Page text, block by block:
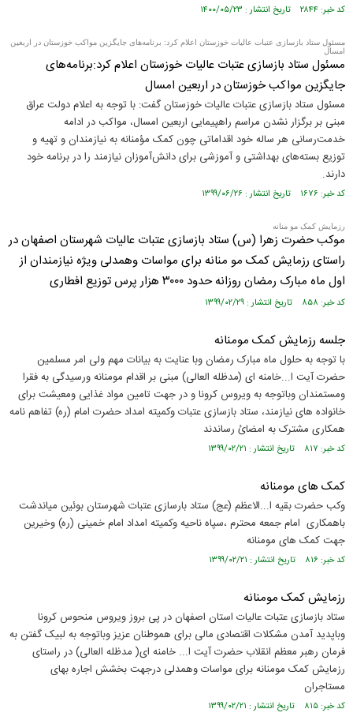
کد خبر: ۲۸۴۴ تاریخ انتشار : ۱۴۰۰/۰۵/۲۳
مسئول ستاد بازسازی عتبات عالیات خوزستان اعلام کرد: برنامه‌های جایگزین مواکب خوزستان در اربعین
امسال
مسئول ستاد بازسازی عتبات عالیات خوزستان اعلام کرد:برنامه‌های
جایگزین مواکب خوزستان در اربعین امسال
مسئول ستاد بازسازی عتبات عالیات خوزستان گفت: با توجه به اعلام دولت عراق
مبنی بر برگزار نشدن مراسم راهپیمایی اربعین امسال، مواکب در ادامه
خدمت‌رسانی هر ساله خود اقداماتی چون کمک مؤمنانه به نیازمندان و تهیه و
توزیع بسته‌های بهداشتی و آموزشی برای دانش‌آموزان نیازمند را در برنامه خود
دارند.
کد خبر: ۱۶۷۶ تاریخ انتشار : ۱۳۹۹/۰۶/۲۶
رزمایش کمک مو منانه
موکب حضرت زهرا (س) ستاد بازسازی عتبات عالیات شهرستان اصفهان در
راستای رزمایش کمک مو منانه برای مواسات وهمدلی ویژه نیازمندان از
اول ماه مبارک رمضان روزانه حدود ۳۰۰۰ هزار پرس توزیع افطاری
کد خبر: ۸۵۸ تاریخ انتشار : ۱۳۹۹/۰۲/۲۹
جلسه رزمایش کمک مومنانه
با توجه به حلول ماه مبارک رمضان وبا عنایت به بیانات مهم ولی امر مسلمین
حضرت آیت ا...خامنه ای (مدظله العالی) مبنی بر اقدام مومنانه ورسیدگی به فقرا
ومستمندان وباتوجه به ویروس کرونا و در جهت تامین مواد غذایی ومعیشت برای
خانواده های نیازمند، ستاد بازسازی عتبات وکمیته امداد حضرت امام (ره) تفاهم نامه
همکاری مشترک به امضائ رساندند
کد خبر: ۸۱۷ تاریخ انتشار : ۱۳۹۹/۰۲/۲۱
کمک های مومنانه
وکب حضرت بقیه ا...الاعظم (عج) ستاد بارسازی عتبات شهرستان بوئین میاندشت
باهمکاری امام جمعه محترم ،سپاه ناحیه وکمیته امداد امام خمینی (ره) وخیرین
جهت کمک های مومنانه
کد خبر: ۸۱۶ تاریخ انتشار : ۱۳۹۹/۰۲/۲۱
رزمایش کمک مومنانه
ستاد بازسازی عتبات عالیات استان اصفهان در پی بروز ویروس منحوس کرونا
وباپدید آمدن مشکلات اقتصادی مالی برای هموطنان عزیز وباتوجه به لبیک گفتن به
فرمان رهبر معظم انقلاب حضرت آیت ا... خامنه ای( مدظله العالی) در راستای
رزمایش کمک مومنانه برای مواسات وهمدلی درجهت بخشش اجاره بهای
مستاجران
کد خبر: ۸۱۵ تاریخ انتشار : ۱۳۹۹/۰۲/۲۱